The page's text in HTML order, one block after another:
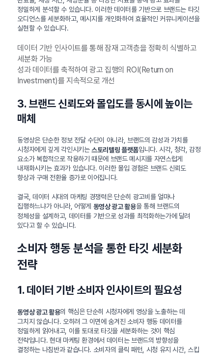
정밀하게 분석할 수 있습니다. 이러한 데이터를 기반으로 브랜드는 타깃
오디언스를 세분화하고, 메시지를 개인화하여 효율적인 커뮤니케이션을
실현할 수 있습니다.
데이터 기반 인사이트를 통해 잠재 고객층을 정확히 식별하고
세분화 가능
성과 데이터를 축적하여 광고 집행의 ROI(Return on
Investment)를 지속적으로 개선
3. 브랜드 신뢰도와 몰입도를 동시에 높이는
매체
동영상은 단순한 정보 전달 수단이 아니라, 브랜드의 감성과 가치를
시청자에게 깊게 각인시키는스토리텔링 플랫폼입니다. 시각, 청각, 감정
요소가 복합적으로 작용하기 때문에 브랜드 메시지를 자연스럽게
내재화시키는 효과가 있습니다. 이러한 몰입 경험은 브랜드 신뢰도
향상과 구매 전환율 증가로 이어집니다.
결국, 데이터 시대의 마케팅 경쟁력은 단순히 광고비를 얼마나
집행하느냐가 아니라, 어떻게 동영상 광고 활용을 통해 브랜드의
정체성을 설계하고, 데이터를 기반으로 성과를 최적화하는가에 달려
있다고 할 수 있습니다.
소비자 행동 분석을 통한 타깃 세분화
전략
1. 데이터 기반 소비자 인사이트의 필요성
동영상 광고 활용의 핵심은 단순히 시청자에게 영상을 노출하는 데
그치지 않습니다. 오히려 그 이면에 숨겨진 소비자 행동 데이터를
정밀하게 읽어내고, 이를 토대로 타깃을 세분화하는 것이 핵심
전략입니다. 현대 마케팅 환경에서 데이터는 브랜드의 방향성을
결정하는 나침반과 같습니다. 소비자의 클릭 패턴, 시청 유지 시간, 스킵